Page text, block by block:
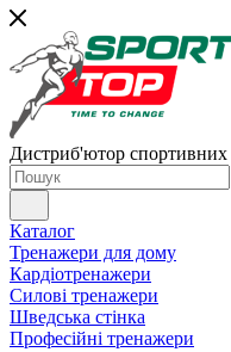
Дистриб'ютор спортивних
Каталог
Тренажери для дому
Кардіотренажери
Силові тренажери
Шведська стінка
Професійні тренажери